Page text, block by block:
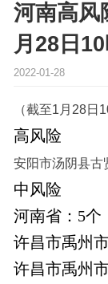
河南高风
月28日10
2022-01-28
（截至1月28日
高风险
安阳市汤阴县古
中风险
河南省：5个
许昌市禹州
许昌市禹州